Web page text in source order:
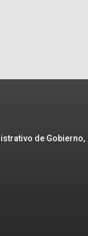
de Gobierno,